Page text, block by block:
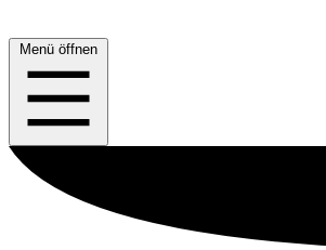
Menü öffnen